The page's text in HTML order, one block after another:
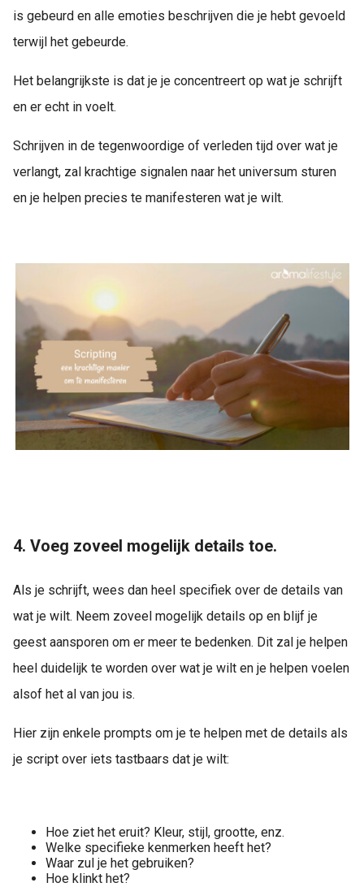
is gebeurd en alle emoties beschrijven die je hebt gevoeld
terwijl het gebeurde.
Het belangrijkste is dat je je concentreert op wat je schrijft
en er echt in voelt.
Schrijven in de tegenwoordige of verleden tijd over wat je
verlangt, zal krachtige signalen naar het universum sturen
en je helpen precies te manifesteren wat je wilt.
4. Voeg zoveel mogelijk details toe.
Als je schrijft, wees dan heel specifiek over de details van
wat je wilt. Neem zoveel mogelijk details op en blijf je
geest aansporen om er meer te bedenken. Dit zal je helpen
heel duidelijk te worden over wat je wilt en je helpen voelen
alsof het al van jou is.
Hier zijn enkele prompts om je te helpen met de details als
je script over iets tastbaars dat je wilt:
Hoe ziet het eruit? Kleur, stijl, grootte, enz.
Welke specifieke kenmerken heeft het?
Waar zul je het gebruiken?
Hoe klinkt het?